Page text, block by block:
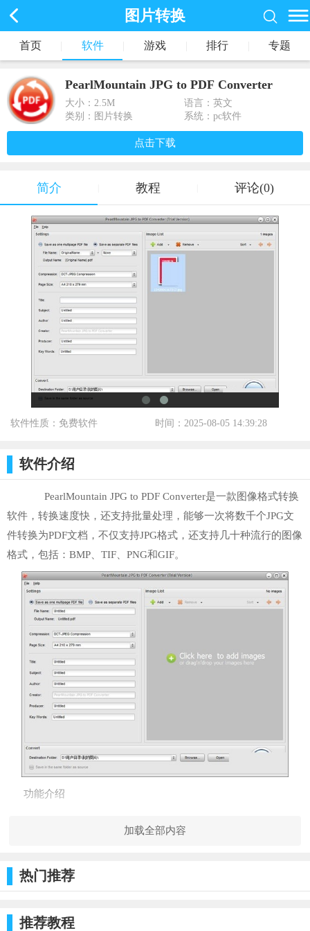
图片转换
首页 软件 游戏 排行 专题
PearlMountain JPG to PDF Converter
v1.1.4官方版
大小： 2.5M
语言：英文
类别：图片转换
系统：pc软件
点击下载
简介 教程 评论(0)
软件性质：免费软件 时间：2025-08-05 14:39:28
软件介绍
PearlMountain JPG to PDF Converter是一款图像格式转换
软件，转换速度快，还支持批量处理，能够一次将数千个JPG文
件转换为PDF文档，不仅支持JPG格式，还支持几十种流行的图像
格式，包括：BMP、TIF、PNG和GIF。
功能介绍
不仅支持JPG格式，还支持几十种流行的图像格式，包
括：BMP、TIF、PNG和GIF。
不需要安装可视PDF打印机和其他插件，甚至不需要安装
加载全部内容
热门推荐
推荐教程